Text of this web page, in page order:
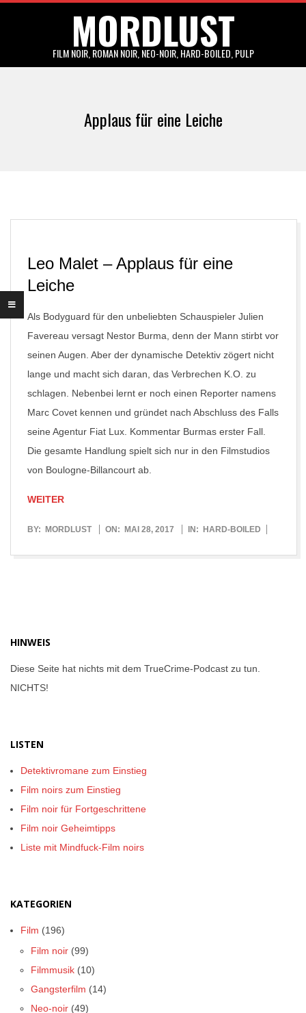
MORDLUST
FILM NOIR, ROMAN NOIR, NEO-NOIR, HARD-BOILED, PULP
Applaus für eine Leiche
Leo Malet – Applaus für eine
Leiche
Als Bodyguard für den unbeliebten Schauspieler Julien
Favereau versagt Nestor Burma, denn der Mann stirbt vor
seinen Augen. Aber der dynamische Detektiv zögert nicht
lange und macht sich daran, das Verbrechen K.O. zu
schlagen. Nebenbei lernt er noch einen Reporter namens
Marc Covet kennen und gründet nach Abschluss des Falls
seine Agentur Fiat Lux. Kommentar Burmas erster Fall.
Die gesamte Handlung spielt sich nur in den Filmstudios
von Boulogne-Billancourt ab.
WEITER
2017-
BY: MORDLUST ON: MAI 28, 2017 IN: HARD-BOILED
HINWEIS
Diese Seite hat nichts mit dem TrueCrime-Podcast zu tun.
NICHTS!
LISTEN
Detektivromane zum Einstieg
Film noirs zum Einstieg
Film noir für Fortgeschrittene
Film noir Geheimtipps
Liste mit Mindfuck-Film noirs
KATEGORIEN
Film (196)
Film noir (99)
Filmmusik (10)
Gangsterfilm (14)
Neo-noir (49)